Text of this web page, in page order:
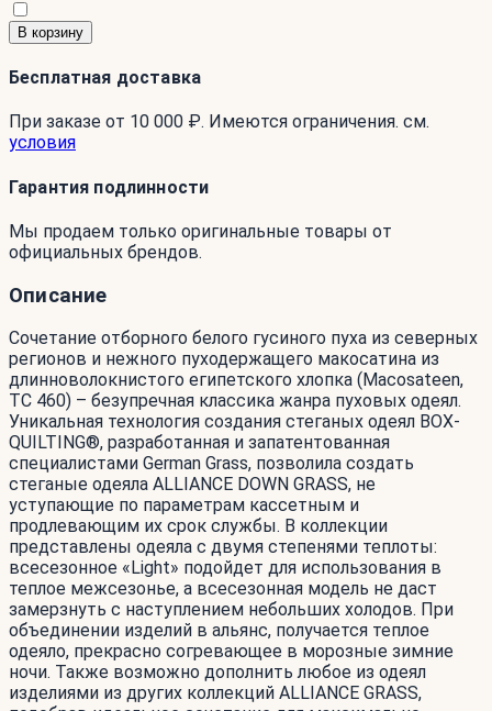
В корзину
Бесплатная доставка
При заказе от 10 000 ₽. Имеются ограничения. см.
условия
Гарантия подлинности
Мы продаем только оригинальные товары от
официальных брендов.
Описание
Сочетание отборного белого гусиного пуха из северных
регионов и нежного пуходержащего макосатина из
длинноволокнистого египетского хлопка (Macosateen,
TC 460) – безупречная классика жанра пуховых одеял.
Уникальная технология создания стеганых одеял BOX-
QUILTING®, разработанная и запатентованная
специалистами German Grass, позволила создать
стеганые одеяла ALLIANCE DOWN GRASS, не
уступающие по параметрам кассетным и
продлевающим их срок службы. В коллекции
представлены одеяла с двумя степенями теплоты:
всесезонное «Light» подойдет для использования в
теплое межсезонье, а всесезонная модель не даст
замерзнуть с наступлением небольших холодов. При
объединении изделий в альянс, получается теплое
одеяло, прекрасно согревающее в морозные зимние
ночи. Также возможно дополнить любое из одеял
изделиями из других коллекций ALLIANCE GRASS,